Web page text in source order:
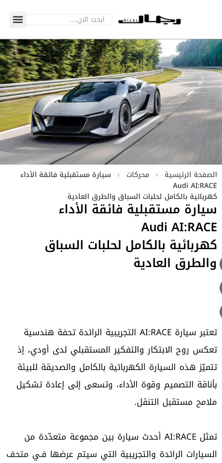
الصفحة الرئيسية › محركات › سيارة مستقبلية فائقة الأداء
Audi AI:RACE
كهربائية بالكامل لحلبات السباق والطرق العادية
سيارة مستقبلية فائقة الأداء
Audi AI:RACE
كهربائية بالكامل لحلبات السباق
والطرق العادية
تعتبر سيارة AI:RACE التجريبية الرائدة تحفة هندسية
تعكس روح الابتكار والتفكير المستقبلي لدى أودي، إذ
تتميّز هذه السيارة الكهربائية بالكامل والصديقة للبيئة
بأناقة التصميم وقوة الأداء، وتسعى إلى إعادة تشكيل
ملامح مستقبل التنقل.
تمثل AI:RACE أحدث سيارة بين مجموعة متعدّدة من
السيارات الرائدة والتجريبية التي سيتم عرضها فـي متحف